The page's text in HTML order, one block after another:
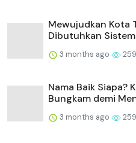
Mewujudkan Kota
Dibutuhkan Sistem
3 months ago 259
Nama Baik Siapa?
Bungkam demi
3 months ago 259